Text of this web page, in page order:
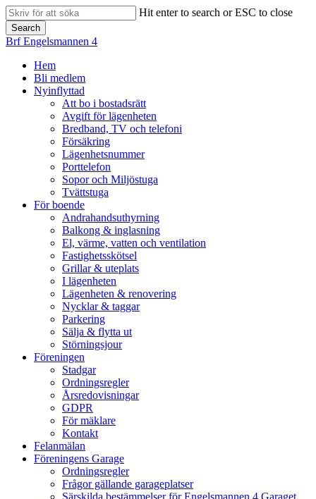
Skip
to
main
content
Hit enter to search or ESC to close
Search
Close
Brf Engelsmannen 4
search
Menu
Hem
Bli medlem
Nyinflyttad
Att bo i bostadsrätt
Avgift för lägenheten
Bredband, TV och telefoni
Försäkring
Lägenhetsnummer
Porttelefon
Sopor och Miljöstuga
Tvättstuga
För boende
Andrahandsuthyrning
Balkong & inglasning
El, värme, vatten och ventilation
Fastighetsskötsel
Grillar & uteplats
I lägenheten
Lägenheten & renovering
Nycklar & taggar
Parkering
Sälja & flytta ut
Störningsjour
Föreningen
Stadgar
Ordningsregler
Årsredovisningar
GDPR
För mäklare
Kontakt
Felanmälan
Föreningens Garage
Ordningsregler
Frågor gällande garageplatser
Särskilda bestämmelser för Engelsmannen 4 Garaget